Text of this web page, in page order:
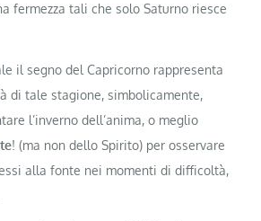
fermezza tali che solo Saturno riesce
il segno del Capricorno rappresenta
di tale stagione, simbolicamente,
l’inverno dell’anima, o meglio
! (ma non dello Spirito) per osservare
alla fonte nei momenti di difficoltà,